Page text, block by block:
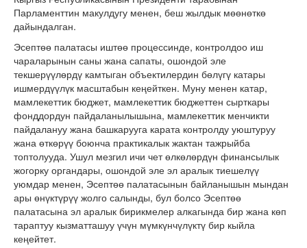
Парламенттин макулдугу менен, беш жылдык мөөнөткө
дайындалган.
Эсептөө палатасы иштөө процессинде, контролдоо иш
чараларынын саны жана сапаты, ошондой эле
текшерүүлөрдү камтыган объектилердин бөлүгү катары
ишмердүүлүк масштабын кеңейткен. Муну менен катар,
мамлекеттик бюджет, мамлекеттик бюджеттен сырткары
фонддордун пайдаланылышына, мамлекеттик менчикти
пайдалануу жана башкарууга карата контролду уюштуруу
жана өткөрүү боюнча практикалык жактан тажрыйба
топтолууда. Ушул мезгил ичи чет өлкөлөрдүн финансылык
жогорку органдары, ошондой эле эл аралык тиешелүү
уюмдар менен, Эсептөө палатасынын байланышын мындан
ары өнүктүрүү жолго салынды, бул болсо Эсептөө
палатасына эл аралык бирикмелер алкагында бир жана көп
тараптуу кызматташуу үчүн мүмкүнчүлүктү бир кыйла
кеңейтет.